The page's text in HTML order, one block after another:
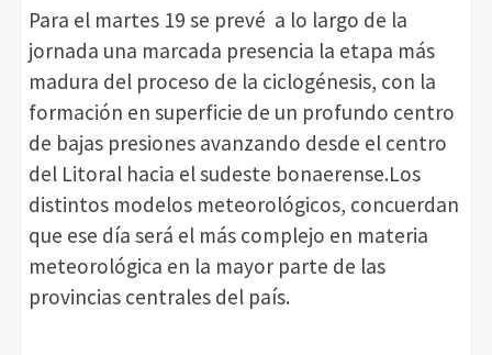
Para el martes 19 se prevé a lo largo de la
jornada una marcada presencia la etapa más
madura del proceso de la ciclogénesis, con la
formación en superficie de un profundo centro
de bajas presiones avanzando desde el centro
del Litoral hacia el sudeste bonaerense.Los
distintos modelos meteorológicos, concuerdan
que ese día será el más complejo en materia
meteorológica en la mayor parte de las
provincias centrales del país.